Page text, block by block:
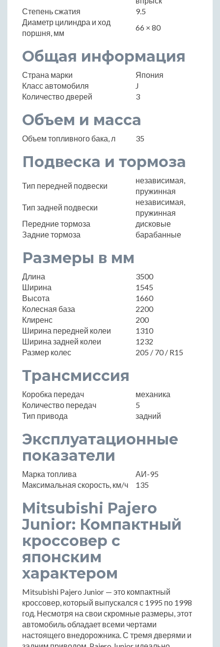
Степень сжатия
9.5
Диаметр цилиндра и ход
поршня, мм
66 × 80
Общая информация
Страна марки
Япония
Класс автомобиля
J
Количество дверей
3
Объем и масса
Объем топливного бака, л 35
Подвеска и тормоза
Тип передней подвески
независимая,
пружинная
Тип задней подвески
независимая,
пружинная
Передние тормоза
дисковые
Задние тормоза
барабанные
Размеры в мм
Длина
3500
Ширина
1545
Высота
1660
Колесная база
2200
Клиренс
200
Ширина передней колеи
1310
Ширина задней колеи
1232
Размер колес
205 / 70 / R15
Трансмиссия
Коробка передач
механика
Количество передач
5
Тип привода
задний
Эксплуатационные
показатели
Марка топлива
АИ-95
Максимальная скорость, км/ч
135
Mitsubishi Pajero
Junior: Компактный
кроссовер с
японским
характером
Mitsubishi Pajero Junior — это компактный
кроссовер, который выпускался с 1995 по 1998
год. Несмотря на свои скромные размеры, этот
автомобиль обладает всеми чертами
настоящего внедорожника. С тремя дверями и